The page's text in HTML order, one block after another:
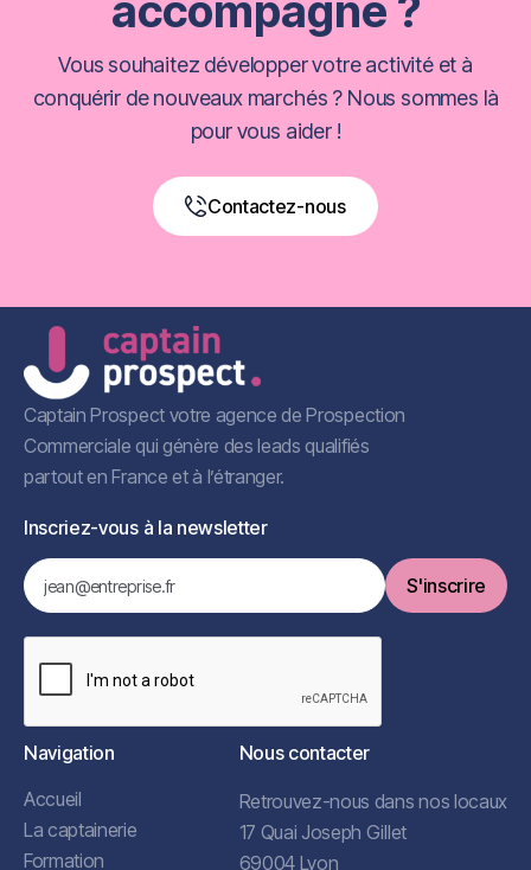
accompagné ?
Vous souhaitez développer votre activité et à
conquérir de nouveaux marchés ? Nous sommes là
pour vous aider !
Contactez-nous
Book a Free Call
Captain Prospect votre agence de Prospection
Commerciale qui génère des leads qualifiés
partout en France et à l’étranger.
Inscriez-vous à la newsletter
Navigation
Accueil
La captainerie
Formation
Nous contacter
Retrouvez-nous dans nos locaux
17 Quai Joseph Gillet
69004 Lyon